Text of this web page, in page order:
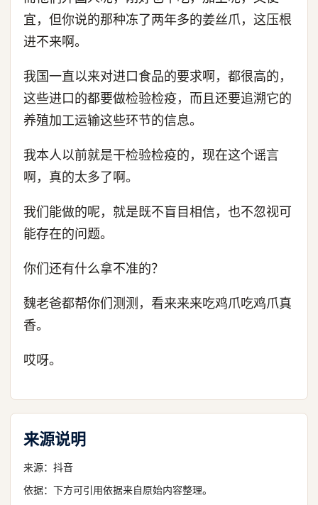
宜，但你说的那种冻了两年多的姜丝爪，这压根
进不来啊。
我国一直以来对进口食品的要求啊，都很高的，
这些进口的都要做检验检疫，而且还要追溯它的
养殖加工运输这些环节的信息。
我本人以前就是干检验检疫的，现在这个谣言
啊，真的太多了啊。
我们能做的呢，就是既不盲目相信，也不忽视可
能存在的问题。
你们还有什么拿不准的？
魏老爸都帮你们测测，看来来来吃鸡爪吃鸡爪真
香。
哎呀。
来源说明
来源： 抖音
依据：下方可引用依据来自原始内容整理。